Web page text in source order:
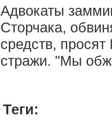
Адвокаты
Сторчака,
средств,
стражи. "Мы
Теги: